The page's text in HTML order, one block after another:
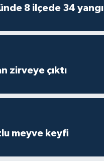
8 ilçede 34
zirveye çıktı
meyve keyfi